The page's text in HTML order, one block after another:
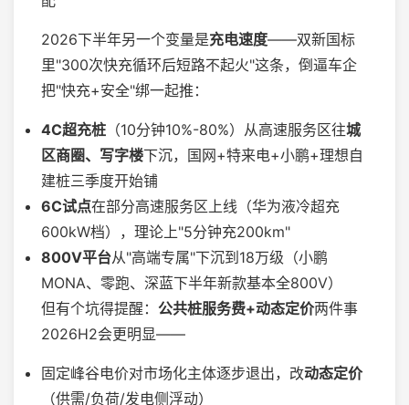
2026下半年另一个变量是充电速度——双新国标
里"300次快充循环后短路不起火"这条，倒逼车企
把"快充+安全"绑一起推：
4C超充桩 （10分钟10%-80%）从高速服务区往城
区商圈、写字楼下沉，国网+特来电+小鹏+理想自
建桩三季度开始铺
6C试点在部分高速服务区上线（华为液冷超充
600kW档），理论上"5分钟充200km"
800V平台从"高端专属"下沉到18万级（小鹏
MONA、零跑、深蓝下半年新款基本全800V）
但有个坑得提醒： 公共桩服务费+动态定价两件事
2026H2会更明显——
固定峰谷电价对市场化主体逐步退出，改动态定价
（供需/负荷/发电侧浮动）